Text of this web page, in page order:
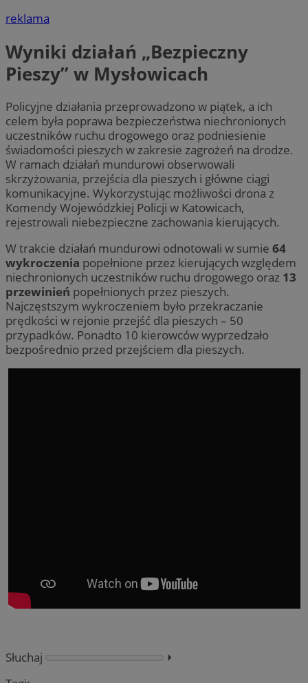
reklama
Wyniki działań „Bezpieczny
Pieszy” w Mysłowicach
Policyjne działania przeprowadzono w piątek, a ich
celem była poprawa bezpieczeństwa niechronionych
uczestników ruchu drogowego oraz podniesienie
świadomości pieszych w zakresie zagrożeń na drodze.
W ramach działań mundurowi obserwowali
skrzyżowania, przejścia dla pieszych i główne ciągi
komunikacyjne. Wykorzystując możliwości drona z
Komendy Wojewódzkiej Policji w Katowicach,
rejestrowali niebezpieczne zachowania kierujących.
W trakcie działań mundurowi odnotowali w sumie 64
wykroczenia popełnione przez kierujących względem
niechronionych uczestników ruchu drogowego oraz 13
przewinień popełnionych przez pieszych.
Najczęstszym wykroczeniem było przekraczanie
prędkości w rejonie przejść dla pieszych – 50
przypadków. Ponadto 10 kierowców wyprzedzało
bezpośrednio przed przejściem dla pieszych.
Słuchaj
⏵︎